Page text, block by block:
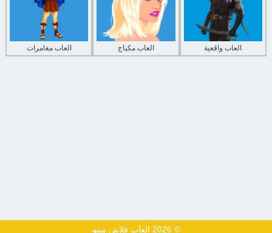
العاب مغامرات العاب مكياج العاب واقعية
© 2026 العاب فلاش مينو